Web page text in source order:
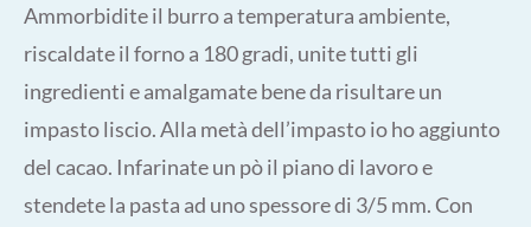
Ammorbidite il burro a temperatura ambiente,
riscaldate il forno a 180 gradi, unite tutti gli
ingredienti e amalgamate bene da risultare un
impasto liscio. Alla metà dell’impasto io ho aggiunto
del cacao. Infarinate un pò il piano di lavoro e
stendete la pasta ad uno spessore di 3/5 mm. Con